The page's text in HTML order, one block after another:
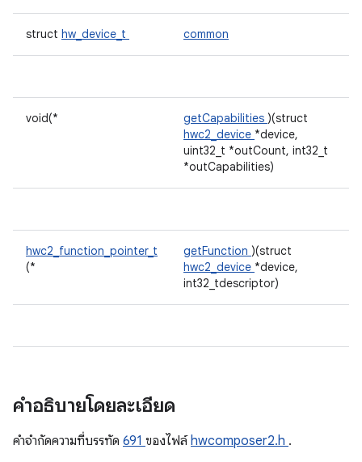
struct hw_device_t common
void(* getCapabilities )(struct
hwc2_device *device,
uint32_t *outCount, int32_t
*outCapabilities)
hwc2_function_pointer_t
(*
getFunction )(struct
hwc2_device *device,
int32_tdescriptor)
คำอธิบายโดยละเอียด
คําจํากัดความที่บรรทัด 691 ของไฟล์hwcomposer2.h .